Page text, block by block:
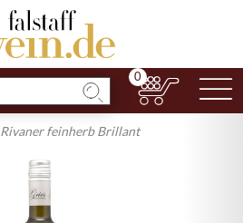
0
Rivaner feinherb Brillant